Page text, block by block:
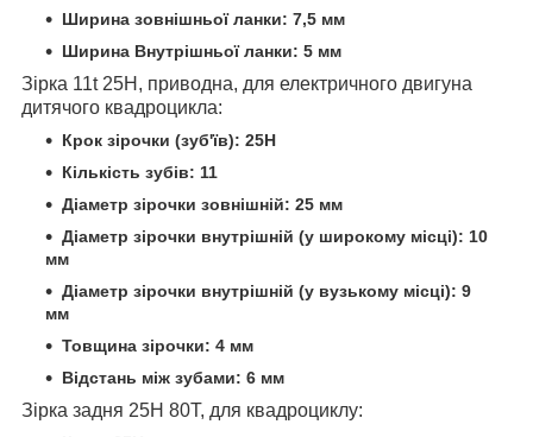
Ширина зовнішньої ланки: 7,5 мм
Ширина Внутрішньої ланки: 5 мм
Зірка 11t 25H, приводна, для електричного двигуна
дитячого квадроцикла:
Крок зірочки (зуб'їв): 25H
Кількість зубів: 11
Діаметр зірочки зовнішній: 25 мм
Діаметр зірочки внутрішній (у широкому місці): 10
мм
Діаметр зірочки внутрішній (у вузькому місці): 9
мм
Товщина зірочки: 4 мм
Відстань між зубами: 6 мм
Зірка задня 25H 80T, для квадроциклу: